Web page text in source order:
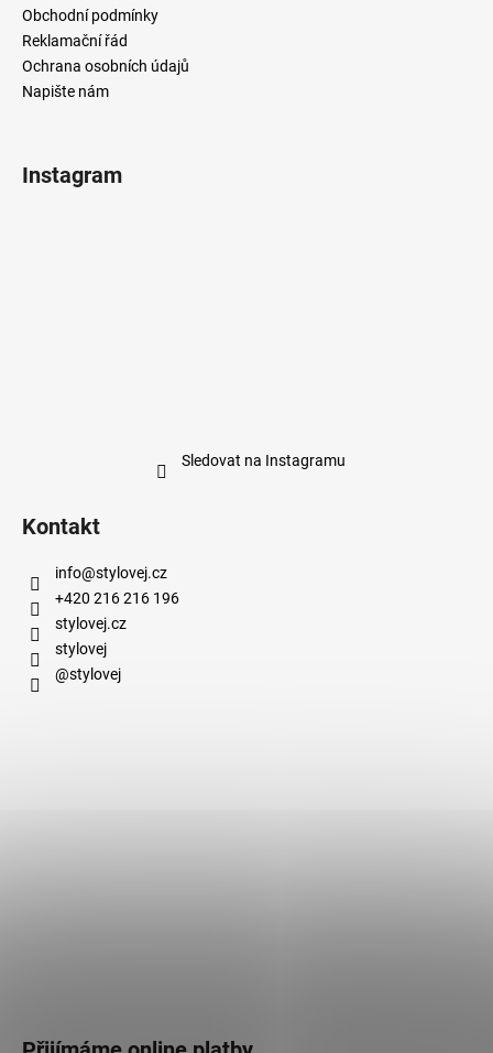
Obchodní podmínky
Reklamační řád
Ochrana osobních údajů
Napište nám
Instagram
Sledovat na Instagramu
Kontakt
info@stylovej.cz
+420 216 216 196
stylovej.cz
stylovej
@stylovej